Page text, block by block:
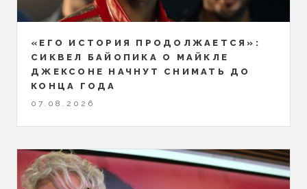
«ЕГО ИСТОРИЯ ПРОДОЛЖАЕТСЯ»:
СИКВЕЛ БАЙОПИКА О МАЙКЛЕ
ДЖЕКСОНЕ НАЧНУТ СНИМАТЬ ДО
КОНЦА ГОДА
07.08.2026